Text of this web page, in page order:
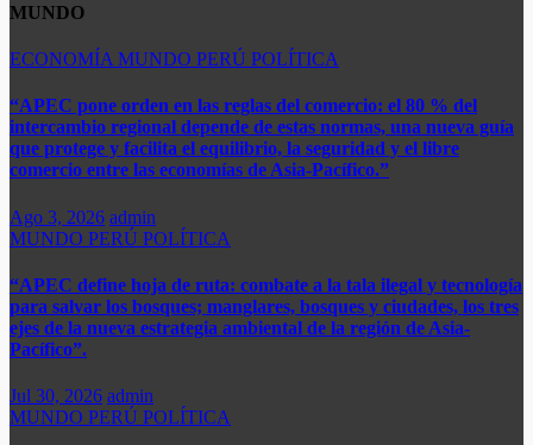
MUNDO
ECONOMÍA MUNDO PERÚ POLÍTICA
“APEC pone orden en las reglas del comercio: el 80 % del
intercambio regional depende de estas normas, una nueva guía
que protege y facilita el equilibrio, la seguridad y el libre
comercio entre las economías de Asia-Pacífico.”​
Ago 3, 2026 admin
MUNDO PERÚ POLÍTICA
“APEC define hoja de ruta: combate a la tala ilegal y tecnología
para salvar los bosques; manglares, bosques y ciudades, los tres
ejes de la nueva estrategia ambiental de la región de Asia-
Pacífico”.
Jul 30, 2026 admin
MUNDO PERÚ POLÍTICA